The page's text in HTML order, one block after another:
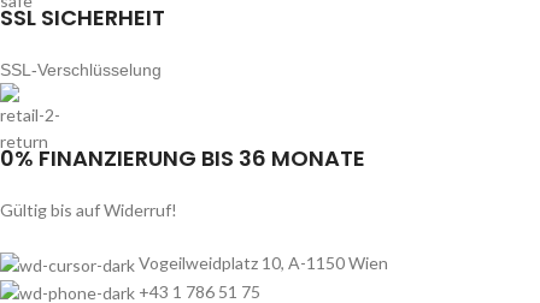
SSL SICHERHEIT
SSL-Verschlüsselung
0% FINANZIERUNG BIS 36 MONATE
Gültig bis auf Widerruf!
Vogeilweidplatz 10, A-1150 Wien
+43 1 786 51 75